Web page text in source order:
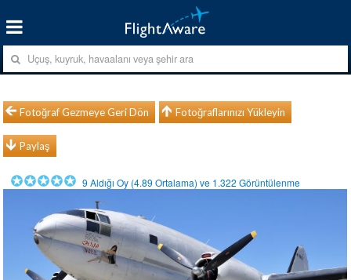
Fotoğraf Gezmeye Geri Dön Fotoğraflarınızı Yükleyin
Paylaş
9 Aldığı Oy (4.89 Ortalama) ve 1.322 Görüntülenme